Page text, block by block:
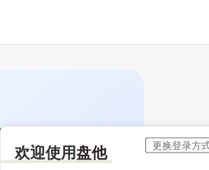
欢迎使用盘他